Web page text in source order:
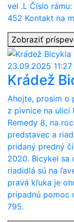
vel .L Číslo
452 Kontakt na
Zobraziť
23.09.2025 11:27
Krádež
Ahojte, prosim o
z pivnice na ulici
Remedy 8, na
predstavec a
pridaný predný
2020. Bicykel sa
riadidlá sú na
pravá kľuka je
prípadnú pomoc
795.